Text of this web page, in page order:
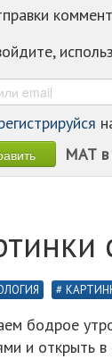
МАТ в
бодрое
и открыть